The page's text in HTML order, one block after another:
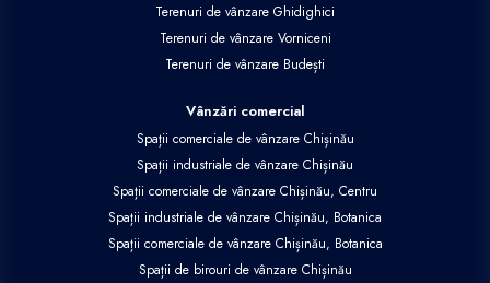
Terenuri de vânzare Ghidighici
Terenuri de vânzare Vorniceni
Terenuri de vânzare Budești
Vânzări comercial
Spații comerciale de vânzare Chișinău
Spații industriale de vânzare Chișinău
Spații comerciale de vânzare Chișinău, Centru
Spații industriale de vânzare Chișinău, Botanica
Spații comerciale de vânzare Chișinău, Botanica
Spații de birouri de vânzare Chișinău